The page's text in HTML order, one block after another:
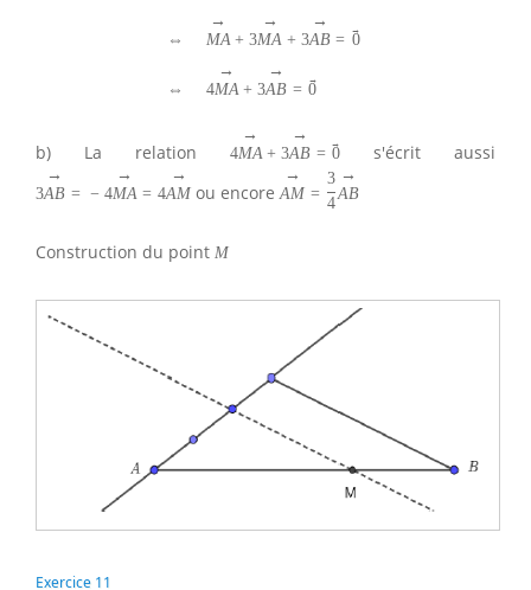
⇔
→
MA + 3
→
MA + 3
→
AB =
→
0
⇔ 4
→
MA + 3
→
AB =
→
0
b) La relation 4
→
MA + 3
→
AB =
→
0 s'écrit aussi
3
→
AB = − 4
→
MA = 4
→
AM ou encore
→
AM =
3
4
→
AB
Construction du point M
Exercice 11